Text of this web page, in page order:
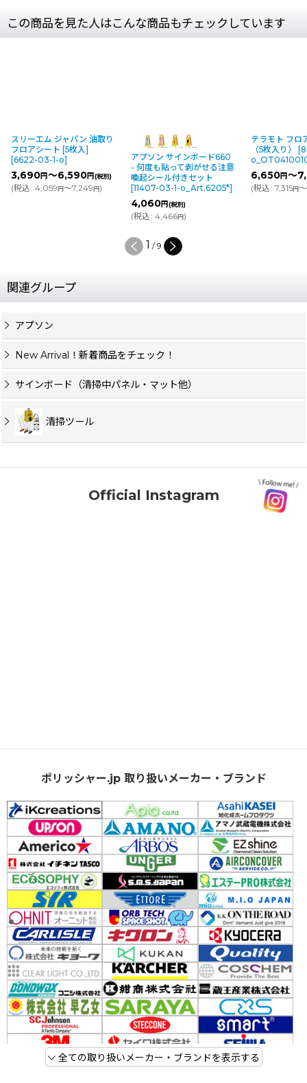
この商品を見た人はこんな商品もチェックしています
スリーエム ジャパン 油取り
フロアシート [5枚入]
[6622-03-1-o]
3,690円～6,590円(税別)
(税込: 4,059円～7,249円)
アプソン サインボード660
- 何度も貼って剥がせる注意
喚起シール付きセット
[11407-03-1-o_Art.6205*]
4,060円(税別)
(税込: 4,466円)
テラモト フロ
（5枚入り）
[
6,650円～
(税込: 7,315円
2 /9
関連グループ
アプソン
New Arrival！新着商品をチェック！
サインボード（清掃中パネル・マット他）
清掃ツール
Official Instagram
ポリッシャー.jp 取り扱いメーカー・ブランド
全ての取り扱いメーカー・ブランドを表示する